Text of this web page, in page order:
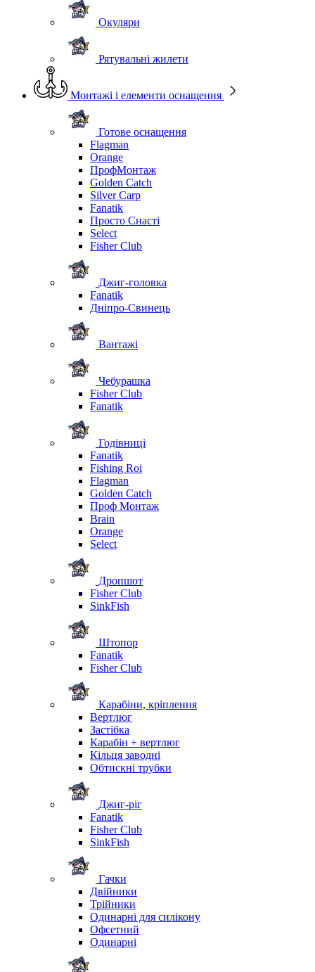
Окуляри
Рятувальні жилети
Монтажі і елементи оснащення
Готове оснащення
Flagman
Orange
ПрофМонтаж
Golden Catch
Silver Carp
Fanatik
Просто Снасті
Select
Fisher Club
Джиг-головка
Fanatik
Дніпро-Свинець
Вантажі
Чебурашка
Fisher Club
Fanatik
Годівниці
Fanatik
Fishing Roi
Flagman
Golden Catch
Проф Монтаж
Brain
Orange
Select
Дропшот
Fisher Club
SinkFish
Штопор
Fanatik
Fisher Club
Карабіни, кріплення
Вертлюг
Застібка
Карабін + вертлюг
Кільця заводні
Обтискні трубки
Джиг-ріг
Fanatik
Fisher Club
SinkFish
Гачки
Двійники
Трійники
Одинарні для силікону
Офсетний
Одинарні